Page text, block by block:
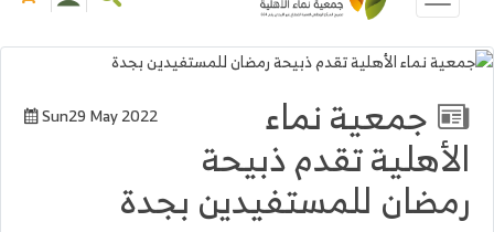
Sun29 May 2022 جمعية نماء
الأهلية تقدم ذبيحة
رمضان للمستفيدين بجدة